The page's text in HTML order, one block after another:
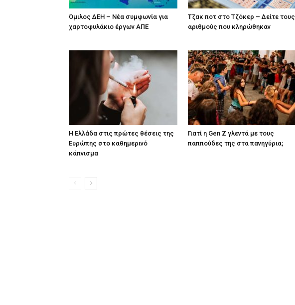
Όμιλος ΔΕΗ – Νέα συμφωνία για
χαρτοφυλάκιο έργων ΑΠΕ
Tζακ ποτ στο Τζόκερ – Δείτε τους
αριθμούς που κληρώθηκαν
Η Ελλάδα στις πρώτες θέσεις της
Ευρώπης στο καθημερινό
κάπνισμα
Γιατί η Gen Z γλεντά με τους
παππούδες της στα πανηγύρια;